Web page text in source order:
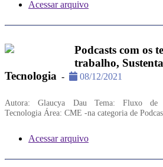
Acessar arquivo
Podcasts com os
trabalho,
Tecnologia - 08/12/2021
Autora: Glaucya Dau Tema: Fluxo de
Tecnologia Área: CME -na categoria de
Acessar arquivo